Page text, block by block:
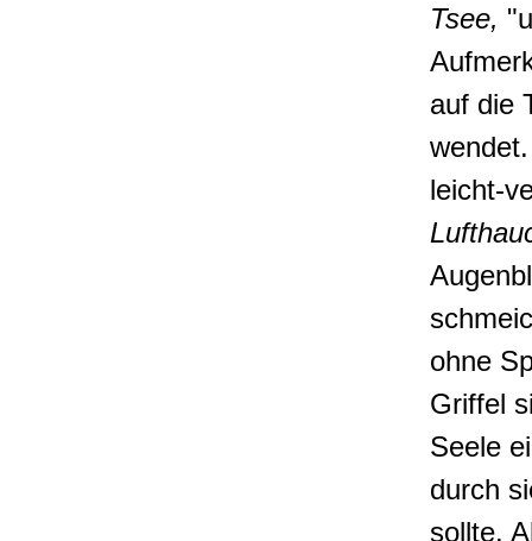
Tsee,
auf die
leicht-
ohne
Griffel
Seele
durch
sollte.